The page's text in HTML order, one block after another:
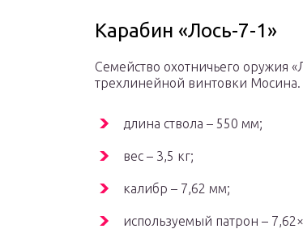
Карабин «Лось-7-1»
Семейство охотничьего оружия
трехлинейной винтовки Мосина.
длина ствола – 550 мм;
вес – 3,5 кг;
калибр – 7,62 мм;
используемый патрон –